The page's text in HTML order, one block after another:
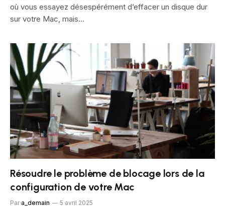
où vous essayez désespérément d’effacer un disque dur
sur votre Mac, mais…
Résoudre le problème de blocage lors de la
configuration de votre Mac
Par a_demain 5 avril 2025